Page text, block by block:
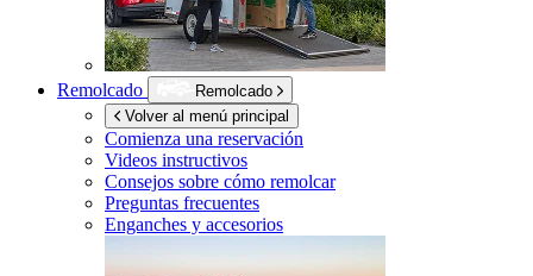
Remolcado
Remolcado
Volver al menú principal
Comienza una reservación
Videos instructivos
Consejos sobre cómo remolcar
Preguntas frecuentes
Enganches y accesorios